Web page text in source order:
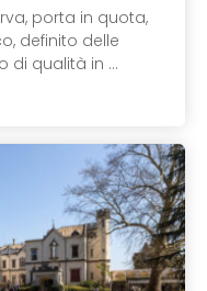
porta in quota,
definito delle
di qualità in ...